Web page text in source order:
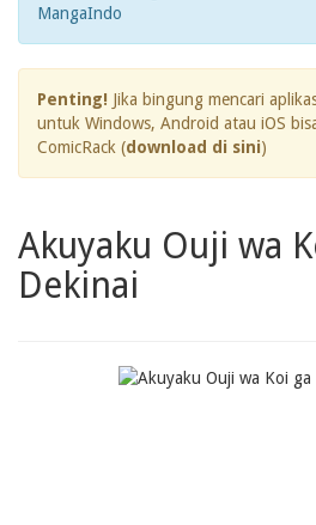
MangaIndo
Penting! Jika bingung mencari
untuk Windows, Android atau iOS
ComicRack (download di sini)
Akuyaku Ouji wa
Dekinai